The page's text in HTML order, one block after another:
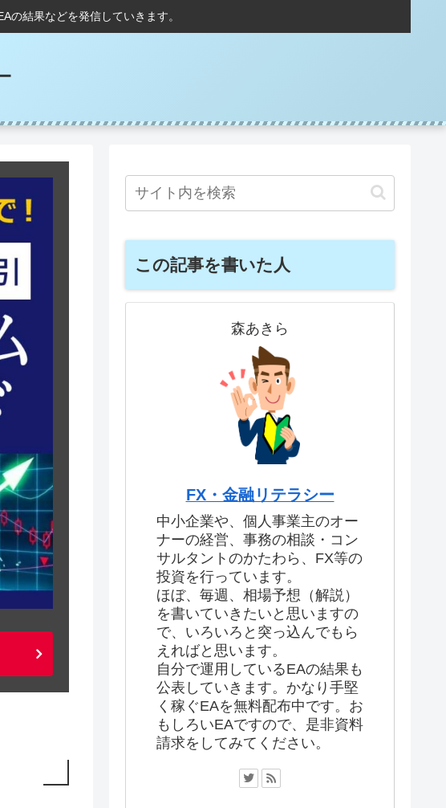
の結果などを発信していきます。
この記事を書いた人
森あきら
FX・金融リテラシー
中小企業や、個人事業主のオー
ナーの経営、事務の相談・コン
サルタントのかたわら、FX等の
投資を行っています。
ほぼ、毎週、相場予想（解説）
を書いていきたいと思いますの
で、いろいろと突っ込んでもら
えればと思います。
自分で運用しているEAの結果も
公表していきます。かなり手堅
く稼ぐEAを無料配布中です。お
もしろいEAですので、是非資料
請求をしてみてください。